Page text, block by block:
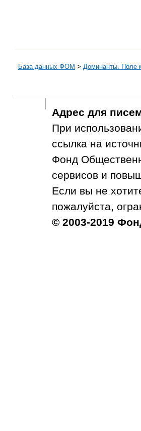
База данных ФОМ > Доминанты. Поле
Адрес для
При
ссылка на
Фонд
сервисов и
Если вы не
пожалуйста,
© 2003-2019